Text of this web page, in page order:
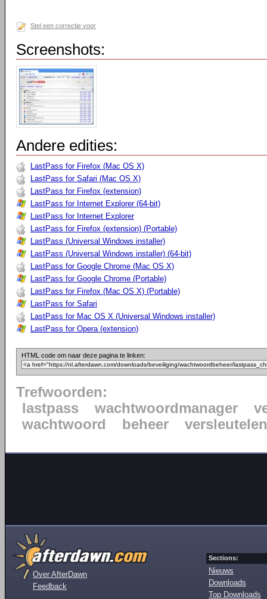
Stel een correctie voor
Screenshots:
Andere edities:
LastPass for Firefox (Mac OS X)
LastPass for Safari (Mac OS X)
LastPass for Firefox (extension)
LastPass for Internet Explorer (64-bit)
LastPass for Internet Explorer
LastPass for Firefox (extension) (Portable)
LastPass (Universal Windows installer)
LastPass (Universal Windows installer) (64-bit)
LastPass for Google Chrome (Mac OS X)
LastPass for Google Chrome (Portable)
LastPass for Firefox (Mac OS X) (Portable)
LastPass for Safari
LastPass for Mac OS X (Universal Windows installer)
LastPass for Opera (extension)
HTML code om naar deze pagina te linken:
Trefwoorden:
lastpass
wachtwoordmanager
wachtwoord
beheer versleutelen
Over AfterDawn
Feedback
Sections:
Nieuws
Downloads
Top Downloads